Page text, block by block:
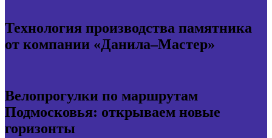
Технология производства памятника
от компании «Данила–Мастер»
Велопрогулки по маршрутам
Подмосковья: открываем новые
горизонты